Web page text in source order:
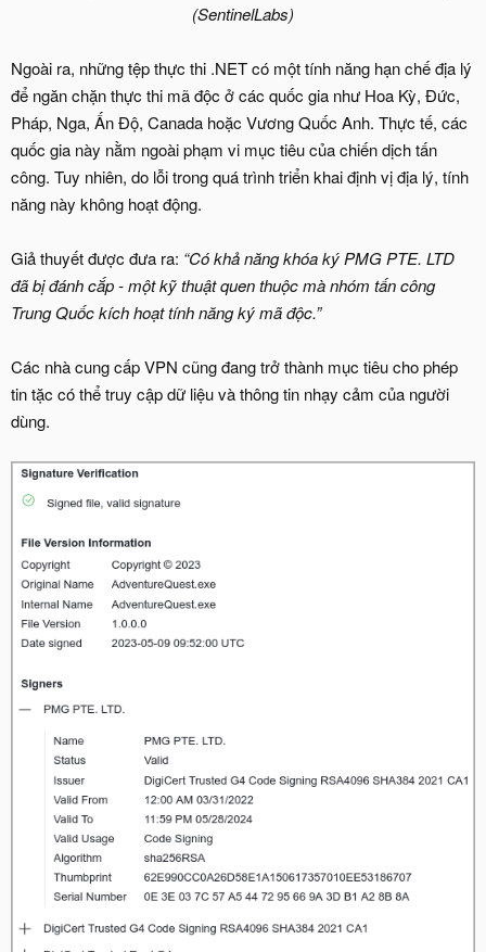
(SentinelLabs)
Ngoài ra, những tệp thực thi .NET có một tính năng hạn chế địa lý
để ngăn chặn thực thi mã độc ở các quốc gia như Hoa Kỳ, Đức,
Pháp, Nga, Ấn Độ, Canada hoặc Vương Quốc Anh. Thực tế, các
quốc gia này nằm ngoài phạm vi mục tiêu của chiến dịch tấn
công. Tuy nhiên, do lỗi trong quá trình triển khai định vị địa lý, tính
năng này không hoạt động.
Giả thuyết được đưa ra: “Có khả năng khóa ký PMG PTE. LTD
đã bị đánh cắp - một kỹ thuật quen thuộc mà nhóm tấn công
Trung Quốc kích hoạt tính năng ký mã độc.”
Các nhà cung cấp VPN cũng đang trở thành mục tiêu cho phép
tin tặc có thể truy cập dữ liệu và thông tin nhạy cảm của người
dùng.